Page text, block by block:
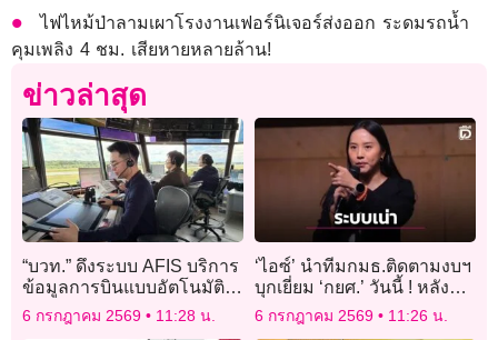
ไฟไหม้ป่าลามเผาโรงงานเฟอร์นิเจอร์ส่งออก ระดมรถน้ำ
คุมเพลิง 4 ชม. เสียหายหลายล้าน!
ข่าวล่าสุด
“บวท.” ดึงระบบ AFIS บริการ
ข้อมูลการบินแบบอัตโนมัติ
ลดใช้คน นำร่องสนามบิน
“แพร่-เพชรบูรณ์” ปี 71
6 กรกฎาคม 2569 11:28 น.
‘ไอซ์’ นำทีมกมธ.ติดตามงบฯ
บุกเยี่ยม ‘กยศ.’ วันนี้ ! หลัง
เปิดโพสต์รวบรวมปัญหา
ระบบเน่า
6 กรกฎาคม 2569 11:26 น.